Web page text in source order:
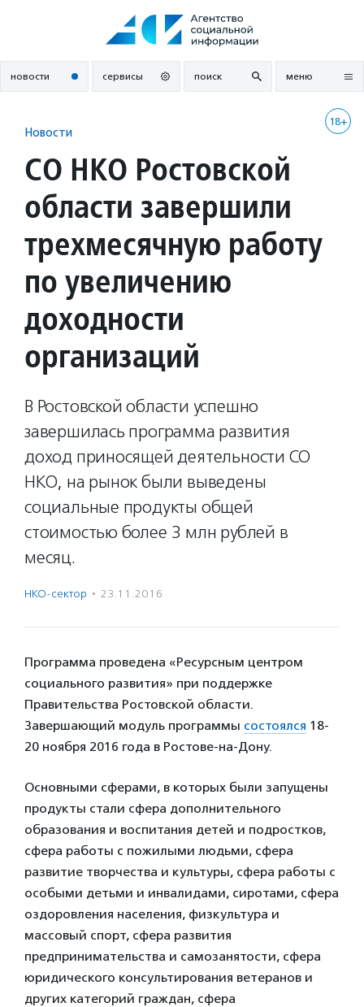
новости сервисы поиск меню
18+
Новости
СО НКО Ростовской
области завершили
трехмесячную работу
по увеличению
доходности
организаций
В Ростовской области успешно
завершилась программа развития
доход приносящей деятельности СО
НКО, на рынок были выведены
социальные продукты общей
стоимостью более 3 млн рублей в
месяц.
НКО-сектор · 23.11.2016
Программа проведена «Ресурсным центром
социального развития» при поддержке
Правительства Ростовской области.
Завершающий модуль программы состоялся 18-
20 ноября 2016 года в Ростове-на-Дону.
Основными сферами, в которых были запущены
продукты стали сфера дополнительного
образования и воспитания детей и подростков,
сфера работы с пожилыми людьми, сфера
развитие творчества и культуры, сфера работы с
особыми детьми и инвалидами, сиротами, сфера
оздоровления населения, физкультура и
массовый спорт, сфера развития
предпринимательства и самозанятости, сфера
юридического консультирования ветеранов и
других категорий граждан, сфера